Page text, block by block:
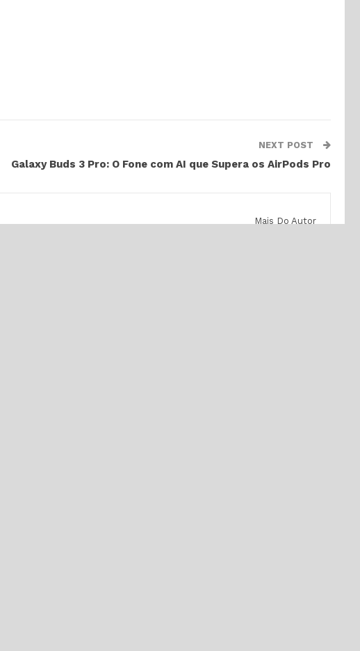
NEXT POST
Galaxy Buds 3 Pro: O Fone com AI que Supera os AirPods Pro
Mais Do Autor